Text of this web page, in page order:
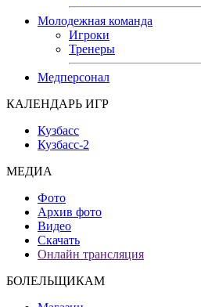
Молодежная команда
Игроки
Тренеры
Медперсонал
КАЛЕНДАРЬ ИГР
Кузбасс
Кузбасс-2
МЕДИА
Фото
Архив фото
Видео
Скачать
Онлайн трансляция
БОЛЕЛЬЩИКАМ